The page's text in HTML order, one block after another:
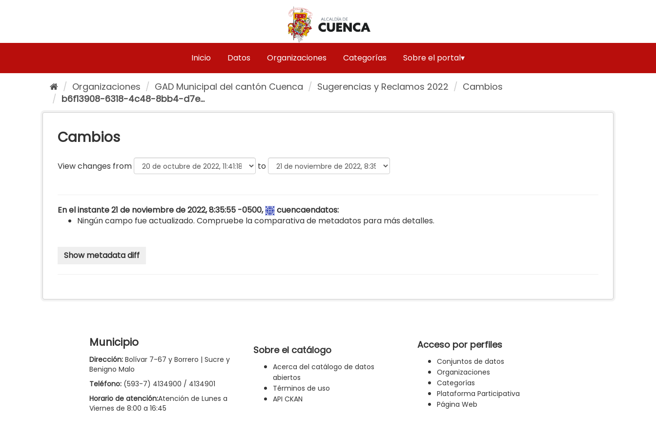
Inicio Datos Organizaciones Categorías Sobre el portal▾
Organizaciones GAD Municipal del cantón Cuenca Sugerencias y Reclamos 2022
Cambios
b6f13908-6318-4c48-8bb4-d7e...
Cambios
View changes from to
En el instante 21 de noviembre de 2022, 8:35:55 -0500, cuencaendatos:
Ningún campo fue actualizado. Compruebe la comparativa de metadatos para más detalles.
Municipio
Dirección: Bolívar 7-67 y Borrero | Sucre y
Benigno Malo
Teléfono: (593-7) 4134900 / 4134901
Horario de atención:Atención de Lunes a
Viernes de 8:00 a 16:45
Sobre el catálogo
Acerca del catálogo de datos
abiertos
Términos de uso
API CKAN
Acceso por perfiles
Conjuntos de datos
Organizaciones
Categorías
Plataforma Participativa
Página Web